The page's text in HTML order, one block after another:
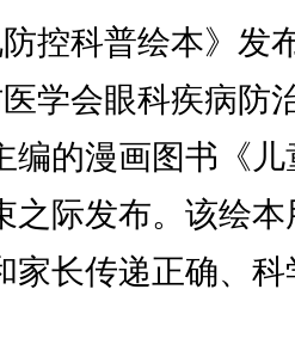
控科普绘本》发
学会眼科疾病防
编的漫画图书《
之际发布。该绘
家长传递正确、